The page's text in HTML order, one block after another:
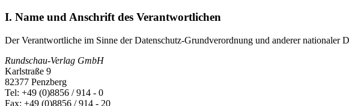
I. Name und Anschrift des Verantwortlichen
Der Verantwortliche im Sinne der Datenschutz-Grundverordnung und anderer nationaler
Rundschau-Verlag GmbH
Karlstraße 9
82377 Penzberg
Tel: +49 (0)8856 / 914 - 0
Fax: +49 (0)8856 / 914 - 20